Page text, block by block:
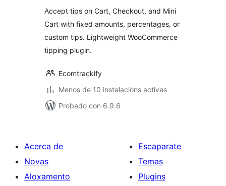
Accept tips on Cart, Checkout, and Mini
Cart with fixed amounts, percentages, or
custom tips. Lightweight WooCommerce
tipping plugin.
Ecomtrackify
Menos de 10 instalacións activas
Probado con 6.9.6
Acerca de
Novas
Aloxamento
Escaparate
Temas
Plugins